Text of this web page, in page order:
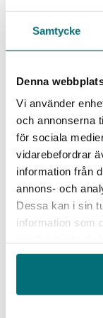
Samtycke
Denna
Vi använder
och annonserna
för sociala
vidarebefordrar
information från
annons- och
Dessa kan i sin
information som